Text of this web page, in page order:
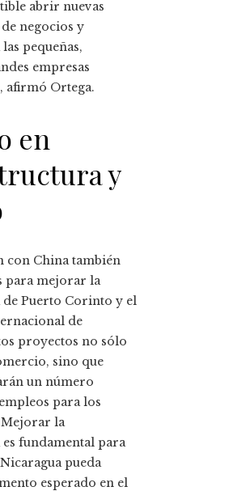
abrir nuevas
negocios y
pequeñas,
empresas
afirmó Ortega.
en
y
con China también
para mejorar la
Puerto Corinto y el
de
proyectos no sólo
sino que
un número
para los
Mejorar la
fundamental para
pueda
esperado en el